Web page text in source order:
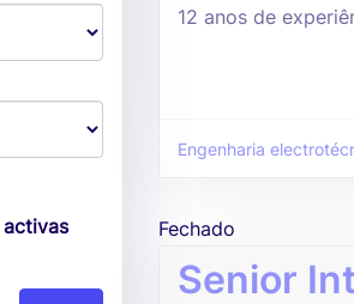
activas
12 anos de
Engenharia
Fechado
Senior